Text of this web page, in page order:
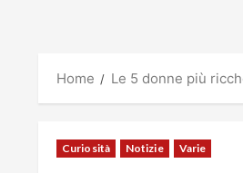
Home Le 5 donne più
Curiosità Notizie Varie